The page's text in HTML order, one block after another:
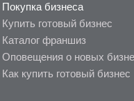
Покупка бизнеса
Купить готовый бизнес
Каталог франшиз
Оповещения о новых
Как купить готовый бизнес